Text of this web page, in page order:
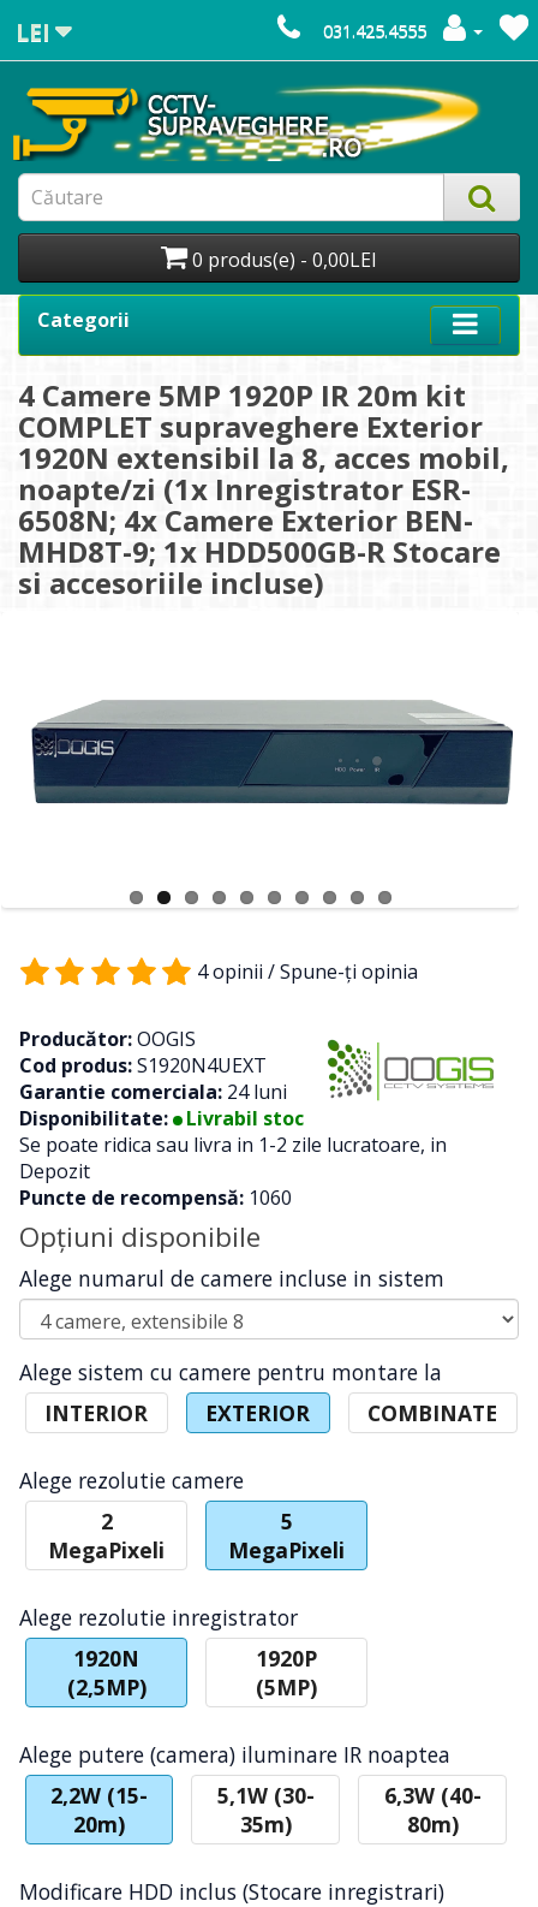
LEI 031.425.4555
0 produs(e) - 0,00LEI
Categorii
4 Camere 5MP 1920P IR 20m kit
COMPLET supraveghere Exterior
1920N extensibil la 8, acces mobil,
noapte/zi (1x Inregistrator ESR-
6508N; 4x Camere Exterior BEN-
MHD8T-9; 1x HDD500GB-R Stocare
si accesoriile incluse)
4 opinii /Spune-ţi opinia
Producător:OOGIS
Cod produs:S1920N4UEXT
Garantie comerciala: 24 luni
Disponibilitate:
Livrabil stoc
Se poate ridica sau livra in 1-2 zile lucratoare, in
Depozit
Puncte de recompensă: 1060
Opţiuni disponibile
Alege numarul de camere incluse in sistem
Alege sistem cu camere pentru montare la
INTERIOR
EXTERIOR COMBINATE
Alege rezolutie camere
2
MegaPixeli
5
MegaPixeli
Alege rezolutie inregistrator
1920N
(2,5MP)
1920P
(5MP)
Alege putere (camera) iluminare IR noaptea
2,2W (15-
20m)
5,1W (30-
35m)
6,3W (40-
80m)
Modificare HDD inclus (Stocare inregistrari)